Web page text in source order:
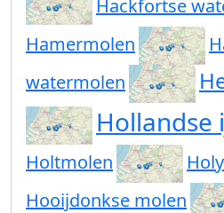
Hackfortse
Hamermolen
watermolen
Hollandse
Holtmolen
Hooijdonkse molen